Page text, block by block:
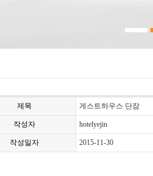
제목 게스트하우스 단잠
작성자 hotelyejin
작성일자 2015-11-30